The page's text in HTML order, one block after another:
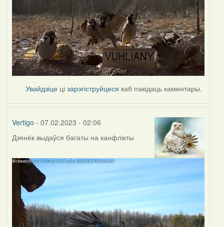
Увайдзіце цізарэгіструйцеся каб пакідаць каментары.
Vertigo - 07.02.2023 - 02:06
Дзянёк выдаўся багаты на канфлікты